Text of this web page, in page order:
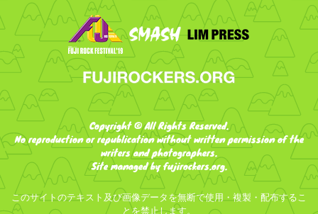
Copyright © All Rights Reserved.
No reproduction or republication without written permission of the
writers and photographers.
Site managed by fujirockers.org.
このサイトのテキスト及び画像データを無断で使用・複製・配布するこ
とを禁止します。